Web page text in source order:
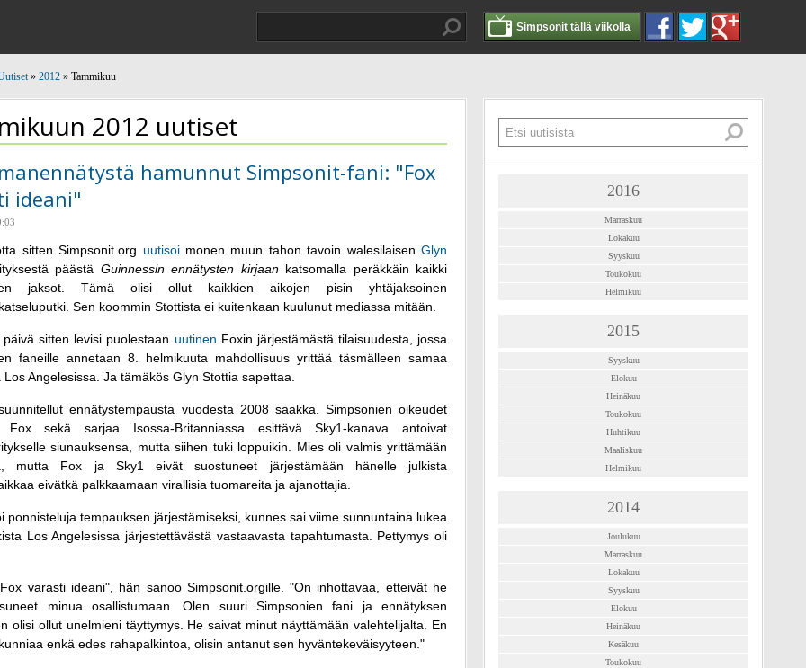
Simpsonit tällä viikolla
» 2012 » Tammikuu
2012 uutiset
hamunnut Simpsonit-fani: "Fox
ideani"
sitten Simpsonit.org uutisoimonen muun tahon tavoin walesilaisenGlyn
päästä Guinnessin ennätysten kirjaankatsomalla peräkkäin kaikki
jaksot. Tämä olisi ollut kaikkien aikojen pisin yhtäjaksoinen
Sen koommin Stottista ei kuitenkaan kuulunut mediassa mitään.
päivä sitten levisi puolestaan uutinen Foxin järjestämästä tilaisuudesta, jossa
faneille annetaan 8. helmikuuta mahdollisuus yrittää täsmälleen samaa
Angelesissa. Ja tämäkös Glyn Stottia sapettaa.
ennätystempausta vuodesta 2008 saakka. Simpsonien oikeudet
Fox sekä sarjaa Isossa-Britanniassa esittävä Sky1-kanava antoivat
siunauksensa, mutta siihen tuki loppuikin. Mies oli valmis yrittämään
mutta Fox ja Sky1 eivät suostuneet järjestämään hänelle julkista
eivätkä palkkaamaan virallisia tuomareita ja ajanottajia.
ponnisteluja tempauksen järjestämiseksi, kunnes sai viime sunnuntaina lukea
Los Angelesissa järjestettävästä vastaavasta tapahtumasta. Pettymys oli
varasti ideani", hän sanoo Simpsonit.orgille. "On inhottavaa, etteivät he
minua osallistumaan. Olen suuri Simpsonien fani ja ennätyksen
olisi ollut unelmieni täyttymys. He saivat minut näyttämään valehtelijalta. En
enkä edes rahapalkintoa, olisin antanut sen hyväntekeväisyyteen."
2016
Marraskuu
Lokakuu
Syyskuu
Toukokuu
Helmikuu
2015
Syyskuu
Elokuu
Heinäkuu
Toukokuu
Huhtikuu
Maaliskuu
Helmikuu
2014
Joulukuu
Marraskuu
Lokakuu
Syyskuu
Elokuu
Heinäkuu
Kesäkuu
Toukokuu